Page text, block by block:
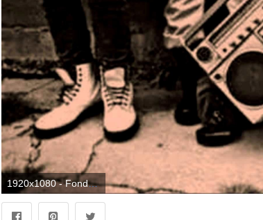
1920x1080 - Fondos de Hip Hop de la vieja escuela. Fondo de pantalla HD 1080p de hip hop.